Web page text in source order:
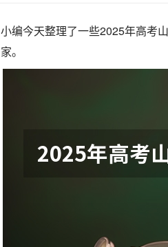
小编今天整理了一些2025年高考
家。